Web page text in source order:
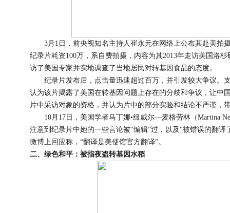
3月1日，前央视知名主持人崔永元在网络上公布其赴美拍
纪录片耗资100万，系自费拍摄，内容为其2013年走访美国洛
访了美国专家并实地调查了当地居民对转基因食品的态度。
纪录片发布后，点击量迅速超过百万，并引发较大争议。
认为该片揭露了美国在转基因问题上存在的分歧和争议，让中
片中采访对象的资格，并认为片中的部分实验和结论不严谨，
10月17日，美国学者马丁娜•纽威尔—麦格劳林（Martina
注意到纪录片中她的一些言论被“编辑”过，以及“被错误的翻
微博上回应称，“翻译是美使馆官方翻译”。
二、绿色和平：被指夜盗转基因水稻